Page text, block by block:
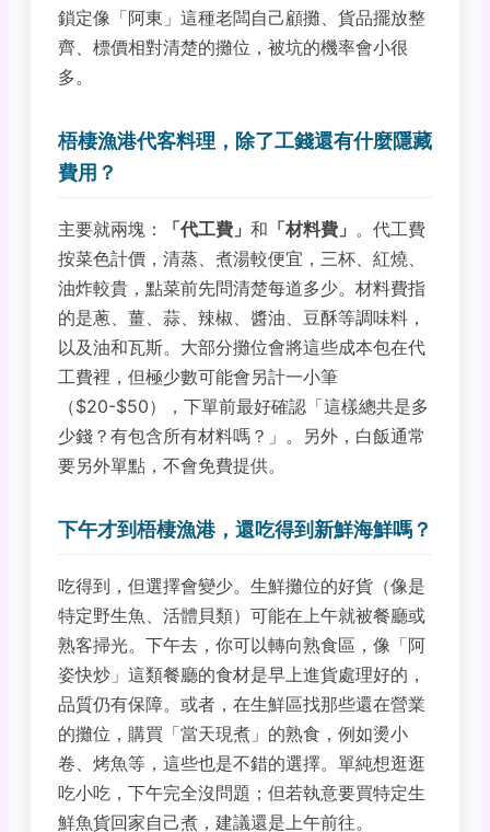
鎖定像「阿東」這種老闆自己顧攤、貨品擺放整
齊、標價相對清楚的攤位，被坑的機率會小很
多。
梧棲漁港代客料理，除了工錢還有什麼隱藏
費用？
主要就兩塊： 「代工費」 和 「材料費」 。代工費
按菜色計價，清蒸、煮湯較便宜，三杯、紅燒、
油炸較貴，點菜前先問清楚每道多少。材料費指
的是蔥、薑、蒜、辣椒、醬油、豆酥等調味料，
以及油和瓦斯。大部分攤位會將這些成本包在代
工費裡，但極少數可能會另計一小筆
（$20-$50），下單前最好確認「這樣總共是多
少錢？有包含所有材料嗎？」。另外，白飯通常
要另外單點，不會免費提供。
下午才到梧棲漁港，還吃得到新鮮海鮮嗎？
吃得到，但選擇會變少。生鮮攤位的好貨（像是
特定野生魚、活體貝類）可能在上午就被餐廳或
熟客掃光。下午去，你可以轉向熟食區，像「阿
姿快炒」這類餐廳的食材是早上進貨處理好的，
品質仍有保障。或者，在生鮮區找那些還在營業
的攤位，購買「當天現煮」的熟食，例如燙小
卷、烤魚等，這些也是不錯的選擇。單純想逛逛
吃小吃，下午完全沒問題；但若執意要買特定生
鮮魚貨回家自己煮，建議還是上午前往。